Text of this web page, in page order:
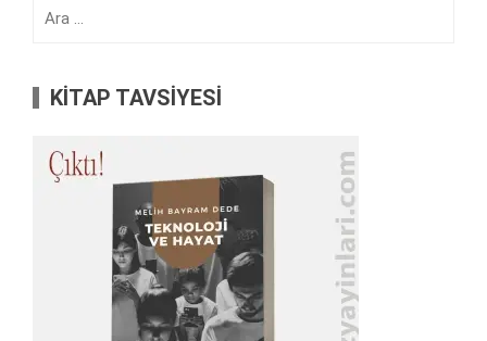
KİTAP TAVSİYESİ